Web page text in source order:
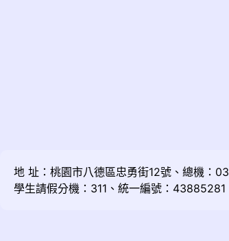
地 址：桃園市八德區忠勇街12號、總機
學生請假分機：311、統一編號：43885281